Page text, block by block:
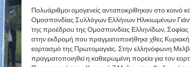
Πολυάριθμοι ομογενείς ανταποκρίθηκαν στο κοινό
Ομοσπονδίας Συλλόγων Ελλήνων Ηλικιωμένων
της προέδρου της Ομοσπονδίας Ελληνίδων,
στην εκδρομή που πραγματοποιήθηκε χθες Κυριακή
εορτασμό της Πρωτομαγιάς. Στην ελληνόφωνη
πραγματοποιηθεί η καθιερωμένη πορεία για τον